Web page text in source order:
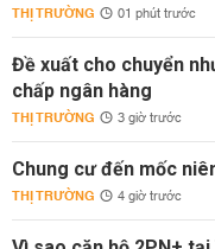
THỊ TRƯỜNG 01 phút trước
Đề xuất cho chuyển
chấp ngân hàng
THỊ TRƯỜNG 3 giờ trước
Chung cư đến mốc
THỊ TRƯỜNG 4 giờ trước